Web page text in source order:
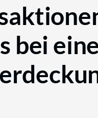
bei